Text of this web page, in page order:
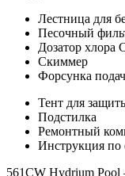
Лестница для
Песочный
Дозатор хлора
Скиммер
Форсунка
Тент для
Подстилка
Ремонтный
Инструкция по
561CW Hydrium